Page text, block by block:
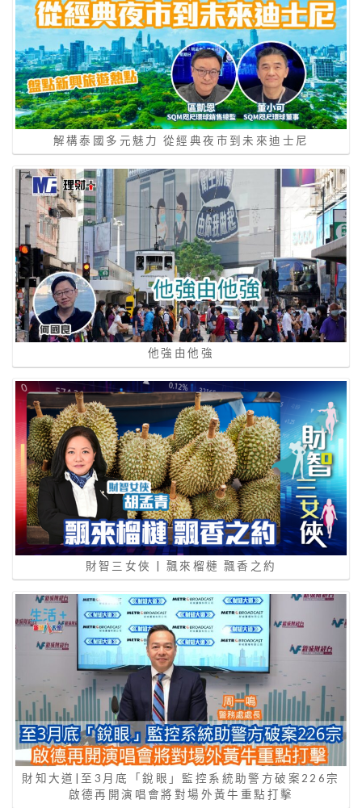
解構泰國多元魅力 從經典夜市到未來迪士尼
他強由他強
財智三女俠 | 飄來榴槤 飄香之約
財知大道|至3月底「銳眼」監控系統助警方破案226宗
啟德再開演唱會將對場外黃牛重點打擊